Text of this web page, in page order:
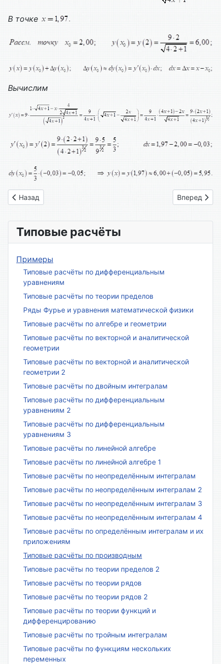
В точке
Вычислим
Предыдущий: Вариант № 23
Назад Следующий:
Вперед
Типовые расчёты
Примеры
Типовые расчёты по дифференциальным
уравнениям
Типовые расчёты по теории пределов
Ряды Фурье и уравнения математической физики
Типовые расчёты по алгебре и геометрии
Типовые расчёты по векторной и аналитической
геометрии
Типовые расчёты по векторной и аналитической
геометрии 2
Типовые расчёты по двойным интегралам
Типовые расчёты по дифференциальным
уравнениям 2
Типовые расчёты по дифференциальным
уравнениям 3
Типовые расчёты по линейной алгебре
Типовые расчёты по линейной алгебре 1
Типовые расчёты по неопределённым интегралам
Типовые расчёты по неопределённым интегралам 2
Типовые расчёты по неопределённым интегралам 3
Типовые расчёты по неопределённым интегралам 4
Типовые расчёты по определённым интегралам и их
приложениям
Типовые расчёты по производным
Типовые расчёты по теории пределов 2
Типовые расчёты по теории рядов
Типовые расчёты по теории рядов 2
Типовые расчёты по теории функций и
дифференцированию
Типовые расчёты по тройным интегралам
Типовые расчёты по функциям нескольких
переменных